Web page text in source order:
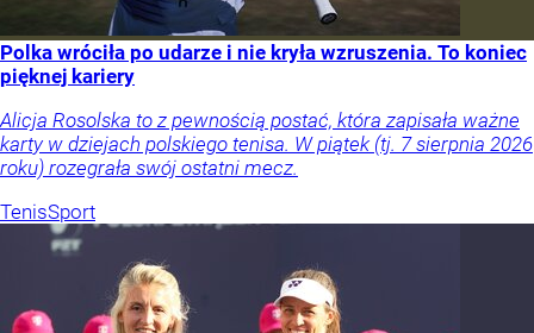
Polka wróciła po udarze i nie kryła wzruszenia. To koniec
pięknej kariery
Alicja Rosolska to z pewnością postać, która zapisała ważne
karty w dziejach polskiego tenisa. W piątek (tj. 7 sierpnia 2026
roku) rozegrała swój ostatni mecz.
TenisSport